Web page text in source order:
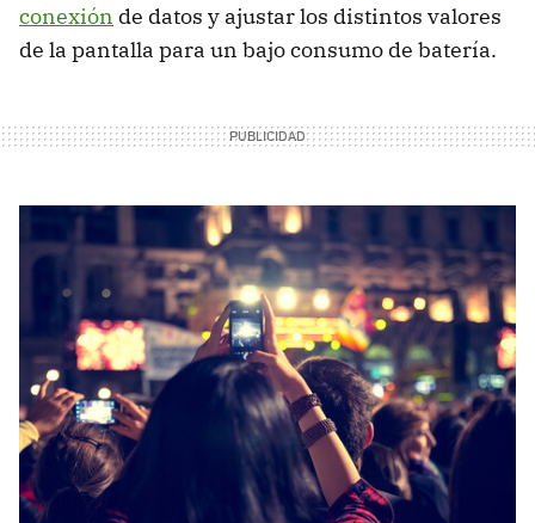
conexión de datos y ajustar los distintos valores
de la pantalla para un bajo consumo de batería.